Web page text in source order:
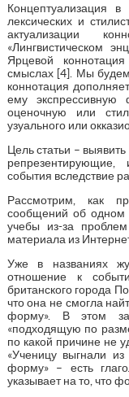
Концептуализация
лексических и
актуализации
«Лингвистическом
Ярцевой
смыслах [4]. Мы
коннотация
ему экспрессивную
оценочную или
узуального или
Цель статьи –
репрезентирующие,
события вследствие
Рассмотрим, как
сообщений об одном
учебы из-за
материала из
Уже в названиях
отношение к
британского города
что она не смогла
форму». В этом
«подходящую по
по какой причине не
«Ученицу выгнали
форму» – есть
указывает на то, что